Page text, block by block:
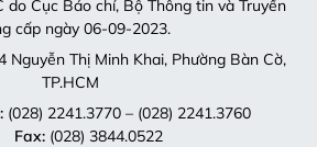
do Cục Báo chí, Bộ Thông tin và Truyền
cấp ngày 06-09-2023.
Nguyễn Thị Minh Khai, Phường Bàn Cờ,
TP.HCM
(028) 2241.3770 – (028) 2241.3760
Fax:(028) 3844.0522